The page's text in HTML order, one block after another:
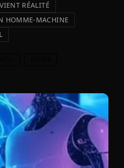
RÉALITÉ
HOMME-MACHINE